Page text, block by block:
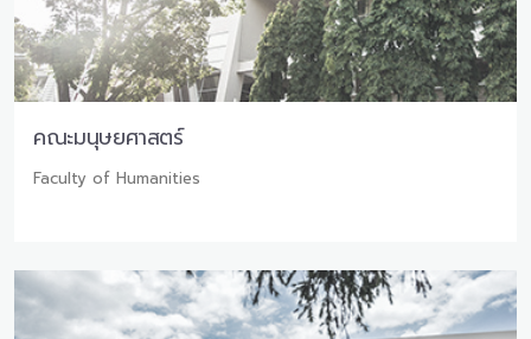
คณะมนุษยศาสตร์
Faculty of Humanities